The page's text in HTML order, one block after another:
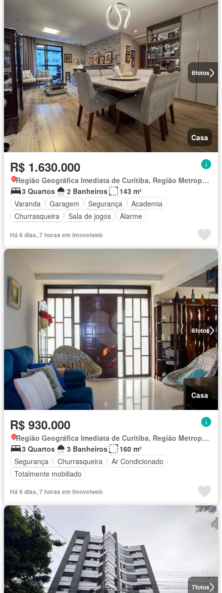
6fotos
Casa
R$ 1.630.000
Região Geográfica Imediata de Curitiba, Região Metropolitana de Curitiba
3 Quartos
2 Banheiros
143 m²
Varanda
Garagem Segurança
Academia
Churrasqueira
Sala de jogos
Alarme
Há 6 dias, 7 horas em Imovelweb
6fotos
Casa
R$ 930.000
Região Geográfica Imediata de Curitiba, Região Metropolitana de Curitiba
3 Quartos
3 Banheiros
160 m²
Segurança
Churrasqueira
Ar Condicionado
Totalmente mobiliado
Há 6 dias, 7 horas em Imovelweb
7fotos